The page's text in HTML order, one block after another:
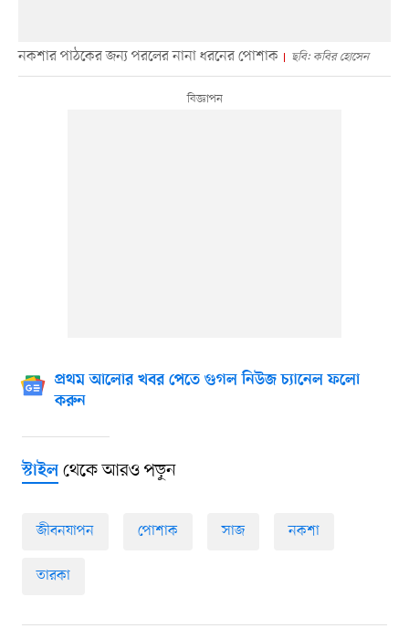
নকশার পাঠকের জন্য পরলের নানা ধরনের পোশাক ছবি: কবির হোসেন
প্রথম আলোর খবর পেতে গুগল নিউজ চ্যানেল ফলো
করুন
স্টাইলথেকে আরও পড়ুন
জীবনযাপন পোশাক সাজ নকশা
তারকা